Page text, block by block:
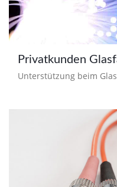
Privatkunden
Unterstützung beim